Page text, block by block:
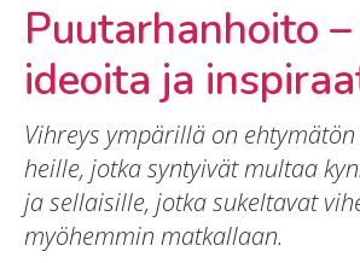
Puutarhanhoito
ideoita ja
Vihreys ympärillä on
heille, jotka syntyivät multaa
ja sellaisille, jotka sukeltavat
myöhemmin matkallaan.